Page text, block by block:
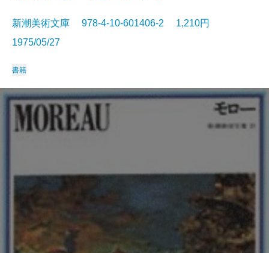
新潮美術文庫 978-4-10-601406-2 1,210円
1975/05/27
書籍